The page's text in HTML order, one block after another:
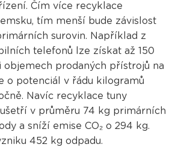
Čím více recyklace
tím menší bude závislost
surovin. Například z
telefonů lze získat až 150
objemech prodaných přístrojů na
o potenciál v řádu kilogramů
Navíc recyklace tuny
v průměru 74 kg primárních
a sníží emise CO₂ o 294 kg.
452 kg odpadu.